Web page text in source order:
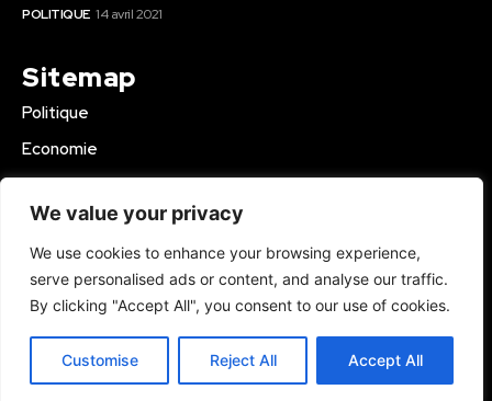
We value your privacy
We use cookies to enhance your browsing experience,
serve personalised ads or content, and analyse our traffic.
By clicking "Accept All", you consent to our use of cookies.
Customise Reject All Accept All
POLITIQUE 14 avril 2021
Sitemap
Politique
Economie
Business
Education
Société
Sport